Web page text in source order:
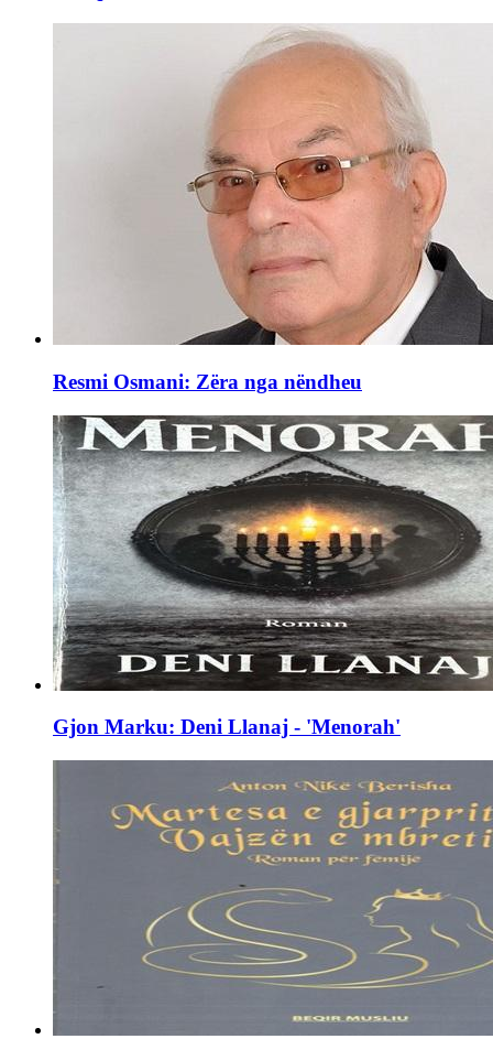
Resmi Osmani: Zëra nga nëndheu
Gjon Marku: Deni Llanaj - 'Menorah'